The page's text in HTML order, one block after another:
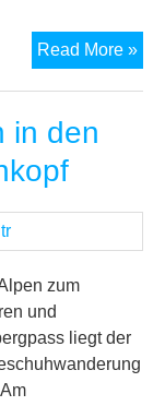
Read More »
in den
tr
zum
und
liegt der